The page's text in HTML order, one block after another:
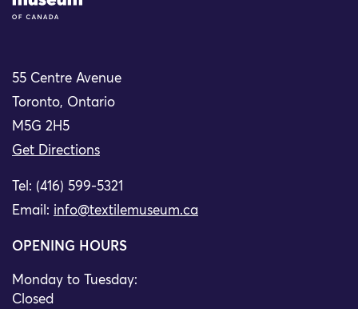
55 Centre Avenue
Toronto, Ontario
M5G 2H5
Get Directions
Tel: (416) 599-5321
Email: info@textilemuseum.ca
OPENING HOURS
Monday to Tuesday:
Closed